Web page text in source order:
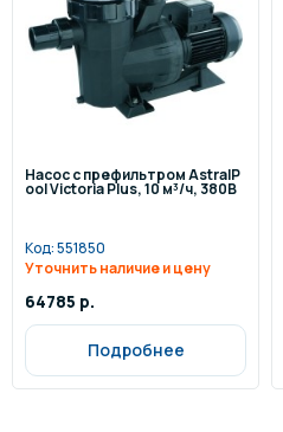
Насос с префильтром AstralP
ool Victoria Plus, 10 м³/ч, 380В
Код:551850
Уточнить наличие и цену
64785 р.
Подробнее